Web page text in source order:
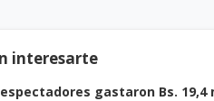
interesarte
espectadores gastaron Bs.